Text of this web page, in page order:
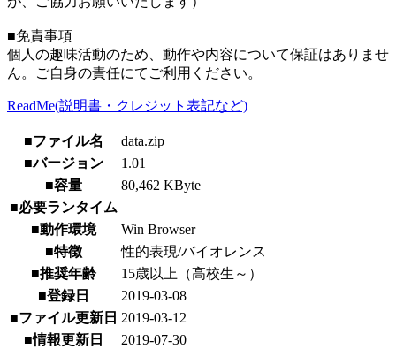
■免責事項
個人の趣味活動のため、動作や内容について保証はありませ
ん。ご自身の責任にてご利用ください。
ReadMe(説明書・クレジット表記など)
■ファイル名
data.zip
■バージョン
1.01
■容量
80,462 KByte
■必要ランタイム
■動作環境
Win Browser
■特徴
性的表現/バイオレンス
■推奨年齢
15歳以上（高校生～）
■登録日
2019-03-08
■ファイル更新日 2019-03-12
■情報更新日
2019-07-30